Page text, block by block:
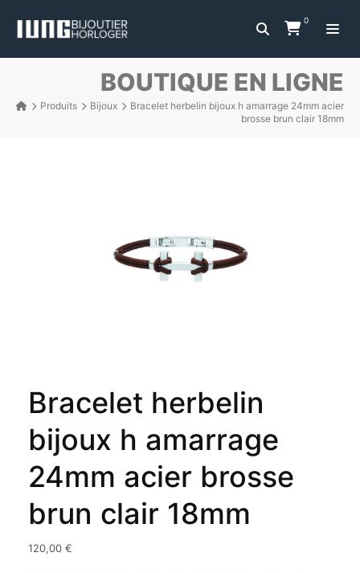
0
BOUTIQUE EN LIGNE
Produits Bijoux
Bracelet herbelin bijoux h amarrage 24mm acier
brosse brun clair 18mm
Bracelet herbelin
bijoux h amarrage
24mm acier brosse
brun clair 18mm
120,00 €